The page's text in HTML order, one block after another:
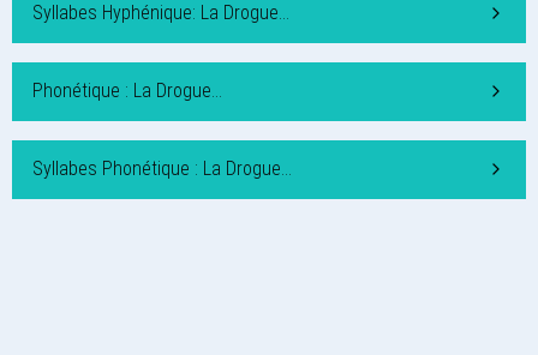
Syllabes Hyphénique: La Drogue…
Phonétique : La Drogue…
Syllabes Phonétique : La Drogue…